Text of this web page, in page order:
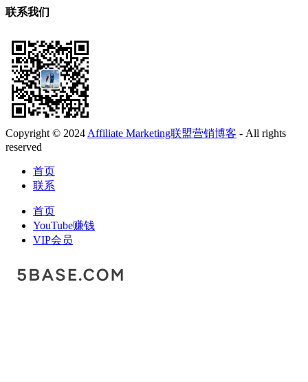
联系我们
Copyright © 2024 Affiliate Marketing联盟营销博客 - All rights
reserved
首页
联系
首页
YouTube赚钱
VIP会员